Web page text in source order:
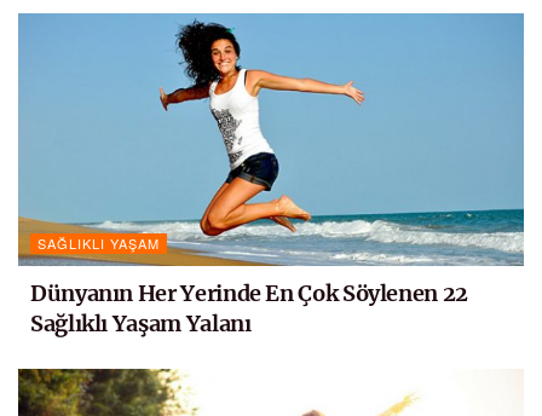
SAĞLIKLI YAŞAM
Dünyanın Her Yerinde En Çok Söylenen 22
Sağlıklı Yaşam Yalanı